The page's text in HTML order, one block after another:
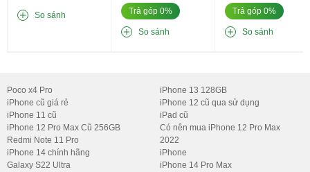
So sánh Trả góp 0%
So sánh
Trả góp 0%
So sánh
Poco x4 Pro
iPhone cũ giá rẻ
iPhone 11 cũ
iPhone 12 Pro Max Cũ 256GB
Redmi Note 11 Pro
iPhone 14 chính hãng
Galaxy S22 Ultra
iPhone 13 128GB
iPhone 12 cũ qua sử dụng
iPad cũ
Có nên mua iPhone 12 Pro Max
2022
iPhone
iPhone 14 Pro Max